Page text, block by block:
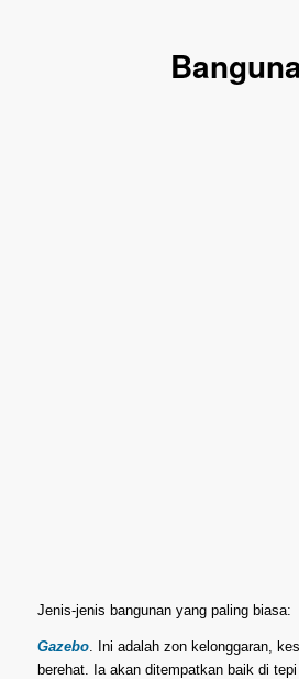
Jenis-jenis bangunan yang paling biasa:
Gazebo. Ini adalah zon kelonggaran,
berehat. Ia akan ditempatkan baik di